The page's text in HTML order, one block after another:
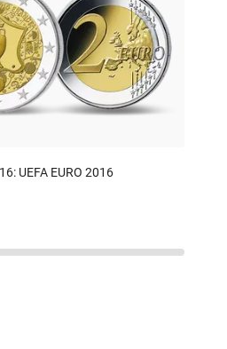
UEFA EURO 2016